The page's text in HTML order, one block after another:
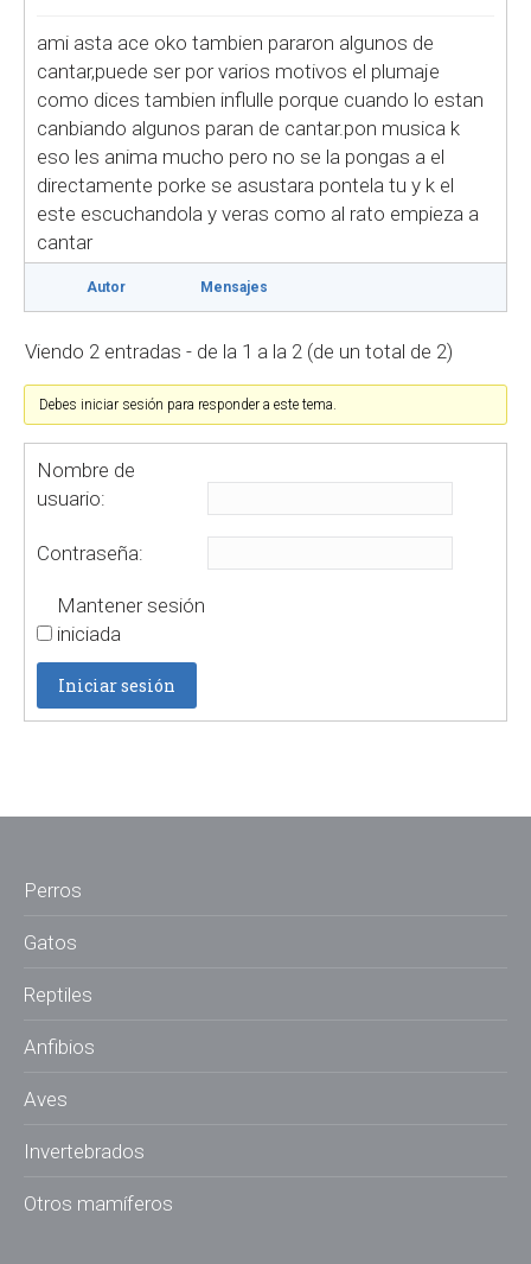
ami asta ace oko tambien pararon algunos de
cantar,puede ser por varios motivos el plumaje
como dices tambien influlle porque cuando lo estan
canbiando algunos paran de cantar.pon musica k
eso les anima mucho pero no se la pongas a el
directamente porke se asustara pontela tu y k el
este escuchandola y veras como al rato empieza a
cantar
Autor Mensajes
Viendo 2 entradas - de la 1 a la 2 (de un total de 2)
Debes iniciar sesión para responder a este tema.
Nombre de
usuario:
Contraseña:
Mantener sesión
iniciada
Iniciar sesión
Perros
Gatos
Reptiles
Anfibios
Aves
Invertebrados
Otros mamíferos